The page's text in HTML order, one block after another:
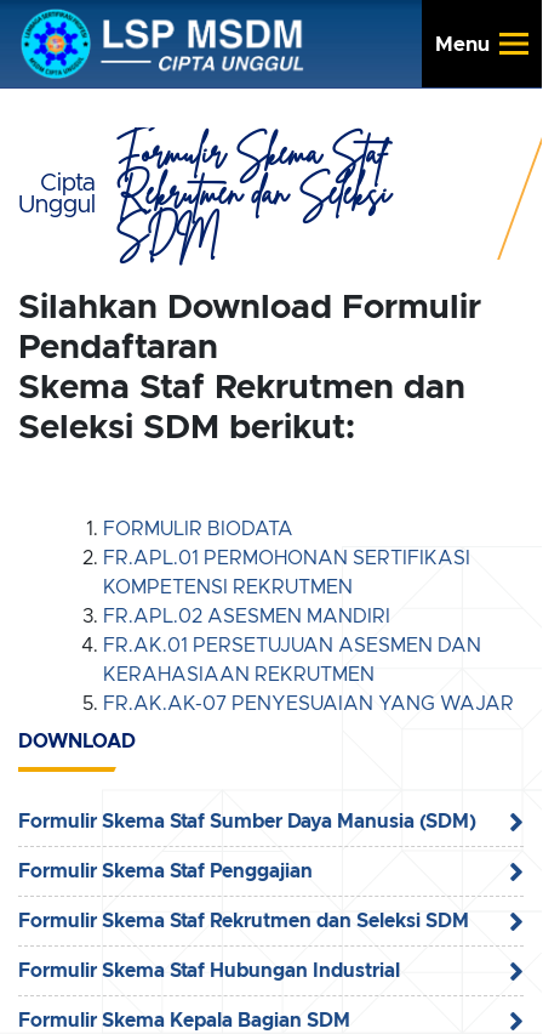
Menu
Cipta
Unggul
Formulir Skema Staf
Rekrutmen dan Seleksi
SDM
Silahkan Download Formulir
Pendaftaran
Skema Staf Rekrutmen dan
Seleksi SDM berikut:
FORMULIR BIODATA
FR.APL.01 PERMOHONAN SERTIFIKASI
KOMPETENSI REKRUTMEN
FR.APL.02 ASESMEN MANDIRI
FR.AK.01 PERSETUJUAN ASESMEN DAN
KERAHASIAAN REKRUTMEN
FR.AK.AK-07 PENYESUAIAN YANG WAJAR
DOWNLOAD
Formulir Skema Staf Sumber Daya Manusia (SDM)
Formulir Skema Staf Penggajian
Formulir Skema Staf Rekrutmen dan Seleksi SDM
Formulir Skema Staf Hubungan Industrial
Formulir Skema Kepala Bagian SDM